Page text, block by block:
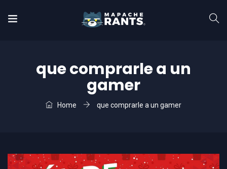
que comprarle a un
gamer
Home que comprarle a un gamer